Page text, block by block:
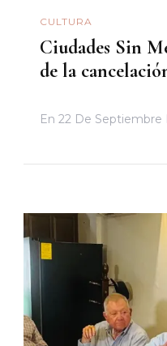
CULTURA
Ciudades Sin
de la
En 22 De Septiembre